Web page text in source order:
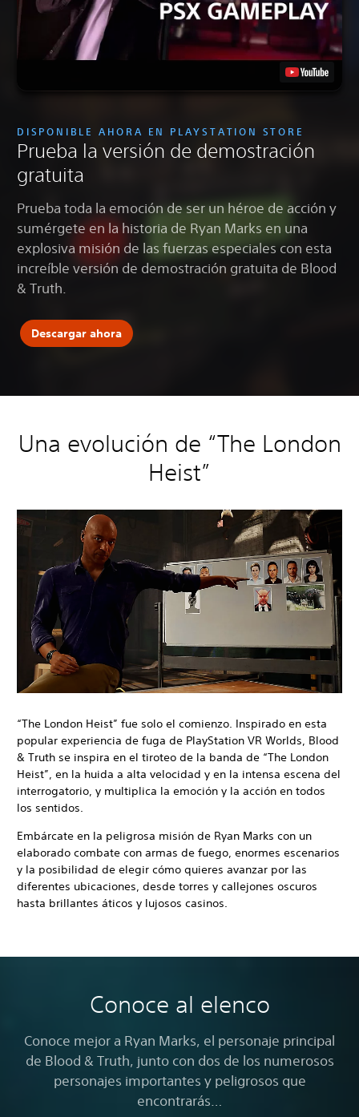
DISPONIBLE AHORA EN PLAYSTATION STORE
Prueba la versión de demostración
gratuita
Prueba toda la emoción de ser un héroe de acción y
sumérgete en la historia de Ryan Marks en una
explosiva misión de las fuerzas especiales con esta
increíble versión de demostración gratuita de Blood
& Truth.
Descargar ahora
Una evolución de “The London
Heist”
“The London Heist” fue solo el comienzo. Inspirado en esta
popular experiencia de fuga de PlayStation VR Worlds, Blood
& Truth se inspira en el tiroteo de la banda de “The London
Heist”, en la huida a alta velocidad y en la intensa escena del
interrogatorio, y multiplica la emoción y la acción en todos
los sentidos.
Embárcate en la peligrosa misión de Ryan Marks con un
elaborado combate con armas de fuego, enormes escenarios
y la posibilidad de elegir cómo quieres avanzar por las
diferentes ubicaciones, desde torres y callejones oscuros
hasta brillantes áticos y lujosos casinos.
Conoce al elenco
Conoce mejor a Ryan Marks, el personaje principal
de Blood & Truth, junto con dos de los numerosos
personajes importantes y peligrosos que
encontrarás…